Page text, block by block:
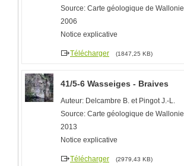
Source: Carte géologique de Wallonie
2006
Notice explicative
Télécharger (1847,25 KB)
41/5-6 Wasseiges - Braives
Auteur: Delcambre B. et Pingot J.-L.
Source: Carte géologique de Wallonie
2013
Notice explicative
Télécharger (2979,43 KB)